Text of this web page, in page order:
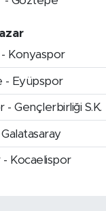
Konyaspor
- Eyüpspor
- Gençlerbirliği S.K.
Galatasaray
Kocaelispor